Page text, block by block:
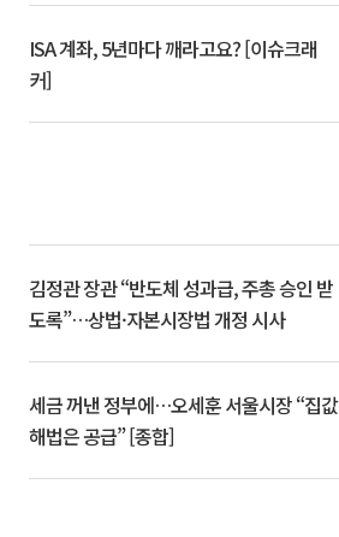
ISA 계좌, 5년마다 깨라고요? [이슈크래
커]
김정관 장관 “반도체 성과급, 주총 승인 받
도록”…상법·자본시장법 개정 시사
세금 꺼낸 정부에…오세훈 서울시장 “집값
해법은 공급” [종합]